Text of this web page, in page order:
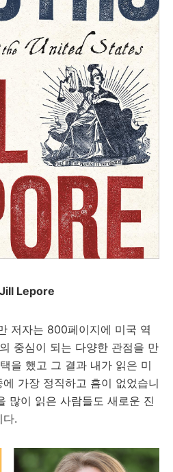
Lepore
저자는 800페이지에 미국 역
중심이 되는 다양한 관점을 만
을 했고 그 결과 내가 읽은 미
가장 정직하고 흠이 없었습니
많이 읽은 사람들도 새로운 진
다.